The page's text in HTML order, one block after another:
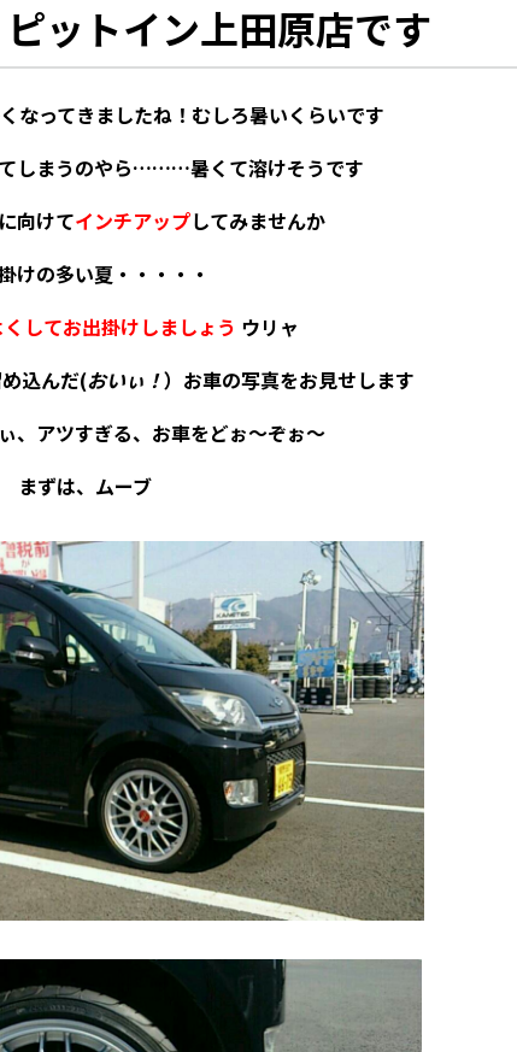
ットイン上田原店です
なってきましたね！むしろ暑いくらいです
しまうのやら………暑くて溶けそうです
向けてインチアップしてみませんか
けの多い夏・・・・・
してお出掛けしましょう ウリャ
込んだ(おいぃ！）お車の写真をお見せします
、アツすぎる、お車をどぉ～ぞぉ～
まずは、ムーブ